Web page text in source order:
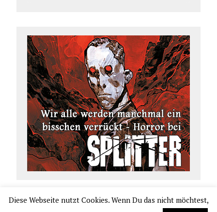
Diese Webseite nutzt Cookies. Wenn Du das nicht möchtest,